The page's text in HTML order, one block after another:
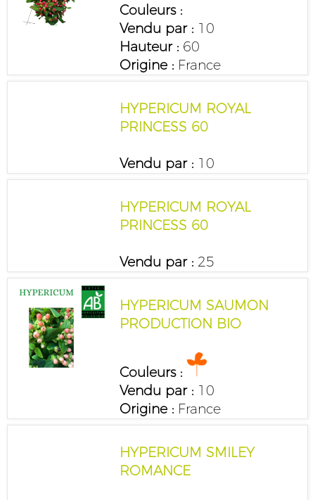
Couleurs :
Vendu par :10
Hauteur :60
Origine :France
HYPERICUM ROYAL
PRINCESS 60
Vendu par :10
HYPERICUM ROYAL
PRINCESS 60
Vendu par :25
HYPERICUM SAUMON
PRODUCTION BIO
Couleurs :
Vendu par :10
Origine :France
HYPERICUM SMILEY
ROMANCE